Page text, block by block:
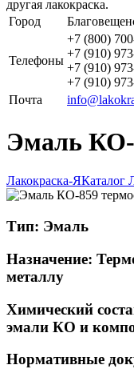
Город
Телефоны
+7 (800)
+7 (910)
+7 (910)
+7 (910)
Почта
Эмаль КО-
Лакокраска-Я
Тип: Эмаль
Назначение:
металлу
Химический
эмали КО и
Нормативные